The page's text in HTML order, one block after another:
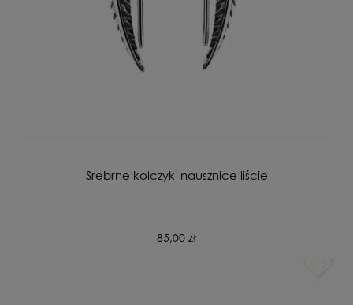
Srebrne kolczyki nausznice liście
85,00 zł